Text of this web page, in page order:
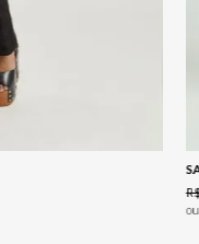
ou